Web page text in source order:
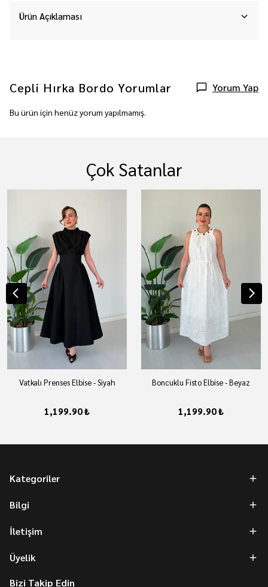
Ürün Açıklaması
Cepli Hırka Bordo Yorumlar Yorum Yap
Bu ürün için henüz yorum yapılmamış.
Çok Satanlar
Vatkalı Prenses Elbise - Siyah
1,199.90 ₺
Boncuklu Fisto Elbise - Beyaz
1,199.90 ₺
Kategoriler
Bilgi
İletişim
Üyelik
Bizi Takip Edin